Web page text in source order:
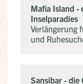
Mafia Island -
Inselparadies
Verlängerung
und
Sansibar - die